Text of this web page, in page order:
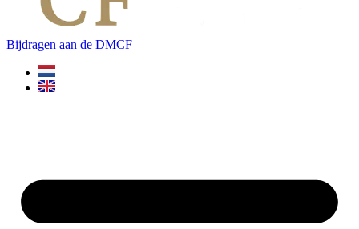
Bijdragen aan de DMCF